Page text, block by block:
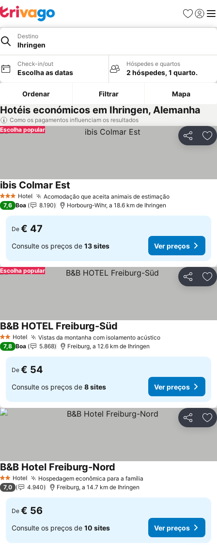
Favoritos
Iniciar
Destino
Ihringen
Check-in/out
Escolha as datas
Hóspedes e quartos
2 hóspedes, 1 quarto.
Ordenar Filtrar Mapa
Hotéis económicos em Ihringen, Alemanha
Como os pagamentos influenciam os resultados
Partilhar
Escolha popular
3 EstrelasHotel Acomodação que aceita animais de estimaçãoVer preços
ibis Colmar Est
7,6 Boa 8.190 Horbourg-Wihr, a 18.6 km de Ihringen
De € 47
Consulte os preços de 13 sites Ver preços
Partilhar
Escolha popular
2 Estrelas
Hotel Vistas da montanha com isolamento acústicoVer preços
B&B HOTEL Freiburg-Süd
7,8 Boa 5.868 Freiburg, a 12.6 km de Ihringen
De € 54
Consulte os preços de 8 sites Ver preços
Partilhar
2 Estrelas
Hotel Hospedagem econômica para a família
B&B Hotel Freiburg-Nord
7,0 4.940 Freiburg, a 14.7 km de Ihringen
De € 56
Consulte os preços de 10 sites Ver preços